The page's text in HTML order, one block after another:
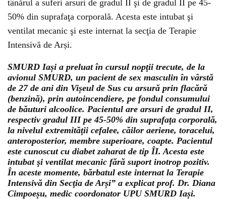
tânărul a suferi arsuri de gradul II şi de gradul II pe 45-
50% din suprafaţa corporală. Acesta este intubat şi
ventilat mecanic şi este internat la secţia de Terapie
Intensivă de Arși.
SMURD Iași a preluat în cursul nopţii trecute, de la
avionul SMURD, un pacient de sex masculin în vârstă
de 27 de ani din Vișeul de Sus cu arsură prin flacără
(benzină), prin autoincendiere, pe fondul consumului
de băuturi alcoolice. Pacientul are arsuri de gradul II,
respectiv gradul III pe 45-50% din suprafaţa corporală,
la nivelul extremităţii cefalee, căilor aeriene, toracelui,
anteroposterior, membre superioare, coapte. Pacientul
este cunoscut cu diabet zaharat de tip ÎI. Acesta este
intubat şi ventilat mecanic fără suport inotrop pozitiv.
În aceste momente, bărbatul este internat la Terapie
Intensivă din Secţia de Arși” a explicat prof. Dr. Diana
Cimpoeșu, medic coordonator UPU SMURD Iași.